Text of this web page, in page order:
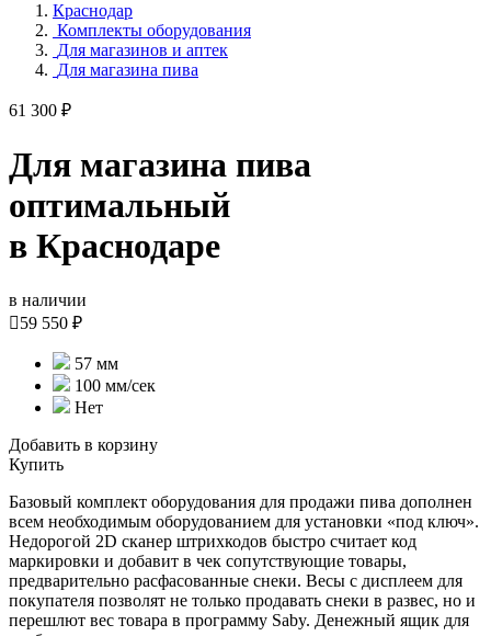
Краснодар
Комплекты оборудования
Для магазинов и аптек
Для магазина пива
61 300 ₽
Для магазина пива
оптимальный
в Краснодаре
в наличии
59 550 ₽
57 мм
100 мм/сек
Нет
Добавить в корзину
Купить
Базовый комплект оборудования для продажи пива дополнен
всем необходимым оборудованием для установки «под ключ».
Недорогой 2D сканер штрихкодов быстро считает код
маркировки и добавит в чек сопутствующие товары,
предварительно расфасованные снеки. Весы с дисплеем для
покупателя позволят не только продавать снеки в развес, но и
перешлют вес товара в программу Saby. Денежный ящик для